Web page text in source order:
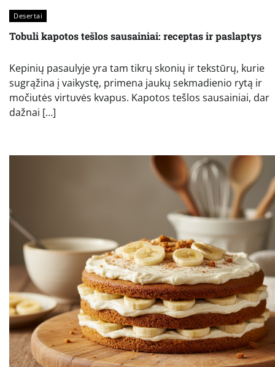
Desertai
Tobuli kapotos tešlos sausainiai: receptas ir paslaptys
Kepinių pasaulyje yra tam tikrų skonių ir tekstūrų, kurie
sugrąžina į vaikystę, primena jaukų sekmadienio rytą ir
močiutės virtuvės kvapus. Kapotos tešlos sausainiai, dar
dažnai […]